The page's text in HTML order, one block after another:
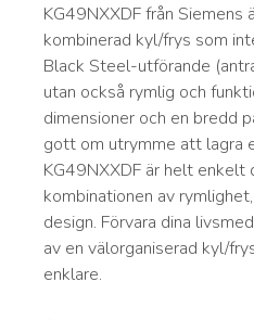
KG49NXXDF från Siemens
kombinerad kyl/frys som
Black Steel-utförande
utan också rymlig och
dimensioner och en bredd
gott om utrymme att lagra
KG49NXXDF är helt enkelt
kombinationen av
design. Förvara dina
av en välorganiserad kyl/
enklare.